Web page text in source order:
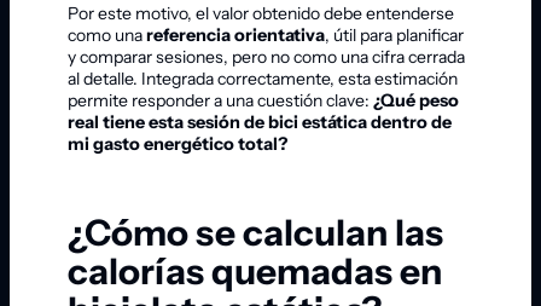
Por este motivo, el valor obtenido debe entenderse
como unareferencia orientativa, útil para planificar
y comparar sesiones, pero no como una cifra cerrada
al detalle. Integrada correctamente, esta estimación
permite responder a una cuestión clave: ¿Qué peso
real tiene esta sesión de bici estática dentro de
mi gasto energético total?
¿Cómo se calculan las
calorías quemadas en